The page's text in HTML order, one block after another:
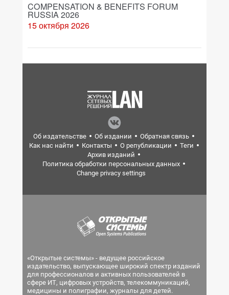
COMPENSATION & BENEFITS FORUM
RUSSIA 2026
15 октября 2026
Об издательстве Об издании
Обратная связь
Как нас найти
Контакты О републикации
Теги
Архив изданий
Политика обработки персональных данных
Change privacy settings
«Открытые системы» - ведущее российское
издательство, выпускающее широкий спектр изданий
для профессионалов и активных пользователей в
сфере ИТ, цифровых устройств, телекоммуникаций,
медицины и полиграфии, журналы для детей.